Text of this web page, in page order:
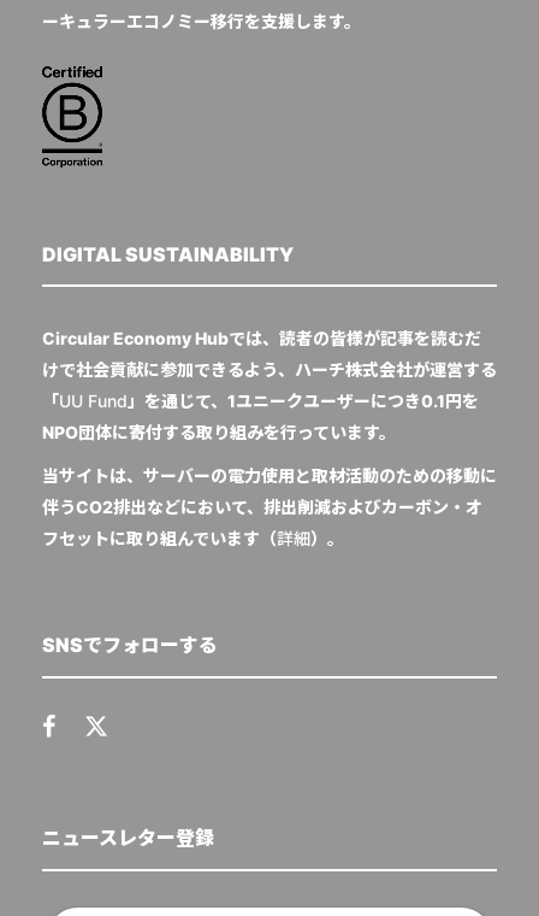
ーキュラーエコノミー移行を支援します。
DIGITAL SUSTAINABILITY
Circular Economy Hubでは、読者の皆様が記事を読むだ
けで社会貢献に参加できるよう、ハーチ株式会社が運営する
「UU Fund 」を通じて、1ユニークユーザーにつき0.1円を
NPO団体に寄付する取り組みを行っています。
当サイトは、サーバーの電力使用と取材活動のための移動に
伴うCO2排出などにおいて、排出削減およびカーボン・オ
フセットに取り組んでいます（詳細）。
SNSでフォローする
ニュースレター登録